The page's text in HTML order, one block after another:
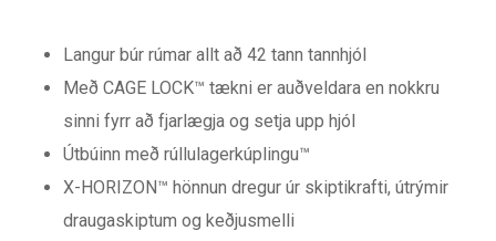
Langur búr rúmar allt að 42 tann tannhjól
Með CAGE LOCK™ tækni er auðveldara en nokkru
sinni fyrr að fjarlægja og setja upp hjól
Útbúinn með rúllulagerkúplingu™
X-HORIZON™ hönnun dregur úr skiptikrafti, útrýmir
draugaskiptum og keðjusmelli